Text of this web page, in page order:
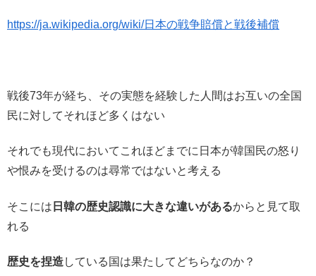
https://ja.wikipedia.org/wiki/日本の戦争賠償と戦後補償
戦後73年が経ち、その実態を経験した人間はお互いの全国
民に対してそれほど多くはない
それでも現代においてこれほどまでに日本が韓国民の怒り
や恨みを受けるのは尋常ではないと考える
そこには 日韓の歴史認識に大きな違いがあるからと見て取
れる
歴史を捏造している国は果たしてどちらなのか？